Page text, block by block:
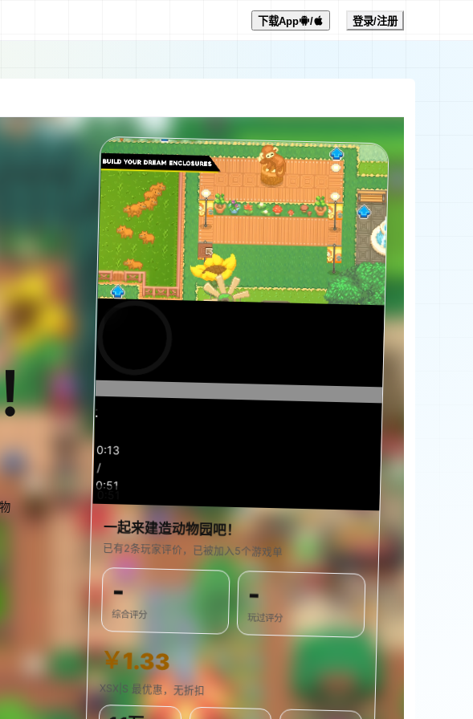
下载App / 登录/注册
0:14
/
0:51
0:00
预
览
一起来建造动物园吧！
已有2条玩家评价，已被加入5个游戏单
-
综合评分
-
玩过评分
￥1.33
XSX|S 最优惠，无折扣